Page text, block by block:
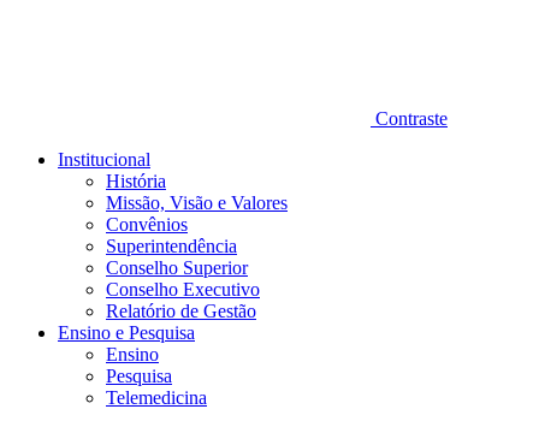
Contraste
Institucional
História
Missão, Visão e Valores
Convênios
Superintendência
Conselho Superior
Conselho Executivo
Relatório de Gestão
Ensino e Pesquisa
Ensino
Pesquisa
Telemedicina